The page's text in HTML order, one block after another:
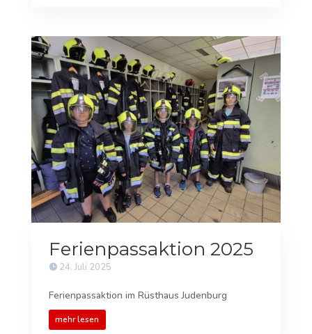
Ferienpassaktion 2025
24. Juli 2025
Ferienpassaktion im Rüsthaus Judenburg
mehr lesen